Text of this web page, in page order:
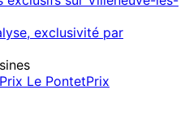
exclusivité par
Prix Le PontetPrix